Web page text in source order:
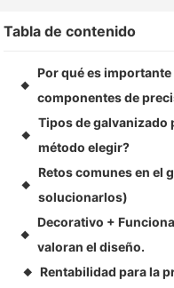
Tabla de contenido
◆
Por qué es
componentes de
◆
Tipos de galvanizado
método elegir?
◆
Retos comunes en el
solucionarlos)
◆
Decorativo +
valoran el diseño.
◆ Rentabilidad para la